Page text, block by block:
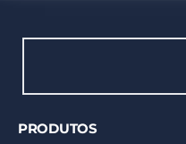
PRODUTOS